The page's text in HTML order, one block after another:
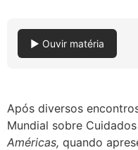
▶ Ouvir matéria
Após diversos
Mundial sobre
Américas, quando